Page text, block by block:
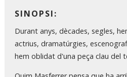
SINOPSI:
Durant anys, dècades, segles,
actrius, dramatúrgies,
hem oblidat d'una peça clau del